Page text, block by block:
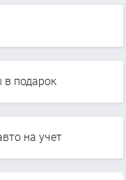
в подарок
на учет